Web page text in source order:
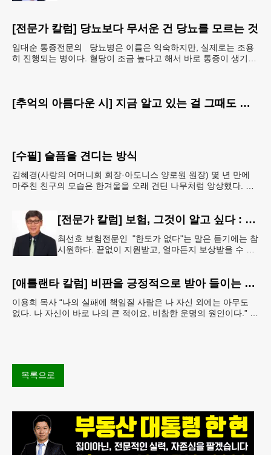
[전문가 칼럼] 당뇨보다 무서운 건 당뇨를 모르는 것
임대순 통증전문의 당뇨병은 이름은 익숙하지만, 실제로는 조용
히 진행되는 병이다. 혈당이 조금 높다고 해서 바로 통증이 생기거
[추억의 아름다운 시] 지금 알고 있는 걸 그때도 알았더라면
[수필] 슬픔을 견디는 방식
김혜경(사랑의 어머니회 회장·아도니스 양로원 원장) 몇 년 만에
마주친 친구의 모습은 한겨울을 오래 견딘 나무처럼 앙상했다. 핏
[전문가 칼럼] 보험, 그것이 알고 싶다 : 주택보험, 보상 한도액은 얼마나 가입해야 할까?
최선호 보험전문인 "한도가 없다"는 말은 듣기에는 참
시원하다. 끝없이 지원받고, 얼마든지 보상받을 수 있
[애틀랜타 칼럼] 비판을 긍정적으로 받아 들이는 마음
이용희 목사 “나의 실패에 책임질 사람은 나 자신 외에는 아무도
없다. 나 자신이 바로 나의 큰 적이요, 비참한 운명의 원인이다.” 이
목록으로